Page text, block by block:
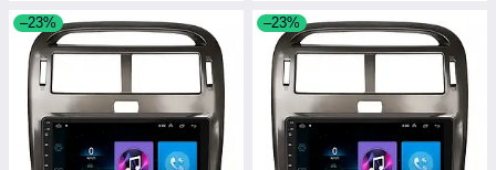
–23% –23%